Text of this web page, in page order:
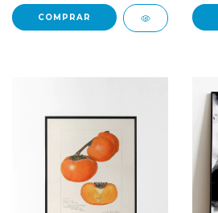
COMPRAR